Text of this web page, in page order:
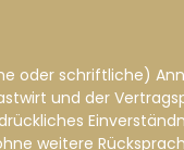
oder schriftliche)
und der
weitere